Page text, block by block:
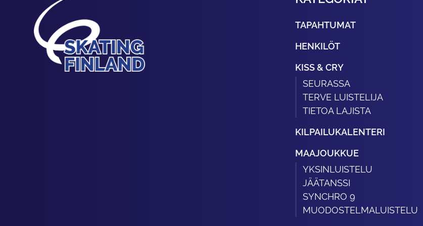
TAPAHTUMAT
HENKILÖT
KISS & CRY
SEURASSA
TERVE LUISTELIJA
TIETOA LAJISTA
KILPAILUKALENTERI
MAAJOUKKUE
YKSINLUISTELU
JÄÄTANSSI
SYNCHRO 9
MUODOSTELMALUISTELU